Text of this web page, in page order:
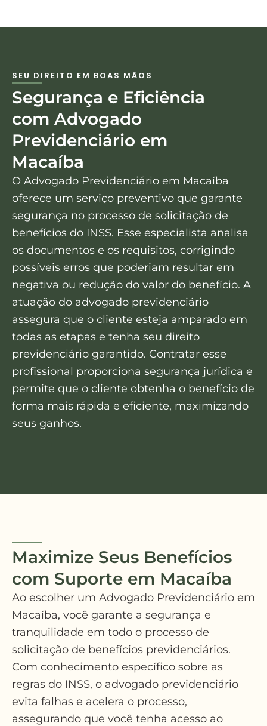
SEU DIREITO EM BOAS MÃOS
Segurança e Eficiência
com Advogado
Previdenciário em
Macaíba
O Advogado Previdenciário em Macaíba
oferece um serviço preventivo que garante
segurança no processo de solicitação de
benefícios do INSS. Esse especialista analisa
os documentos e os requisitos, corrigindo
possíveis erros que poderiam resultar em
negativa ou redução do valor do benefício. A
atuação do advogado previdenciário
assegura que o cliente esteja amparado em
todas as etapas e tenha seu direito
previdenciário garantido. Contratar esse
profissional proporciona segurança jurídica e
permite que o cliente obtenha o benefício de
forma mais rápida e eficiente, maximizando
seus ganhos.
Maximize Seus Benefícios
com Suporte em Macaíba
Ao escolher um Advogado Previdenciário em
Macaíba, você garante a segurança e
tranquilidade em todo o processo de
solicitação de benefícios previdenciários.
Com conhecimento específico sobre as
regras do INSS, o advogado previdenciário
evita falhas e acelera o processo,
assegurando que você tenha acesso ao